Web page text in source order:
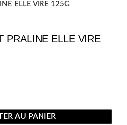
ELLE VIRE 125G
PRALINE ELLE VIRE
AU PANIER